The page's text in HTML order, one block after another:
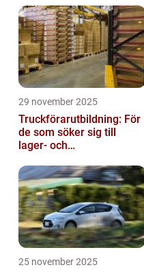
29 november 2025
Truckförarutbildning: För
de som söker sig till
lager- och
25 november 2025